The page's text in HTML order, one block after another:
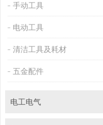
手动工具
电动工具
清洁工具及耗材
五金配件
电工电气